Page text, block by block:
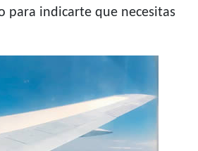
para indicarte que necesitas